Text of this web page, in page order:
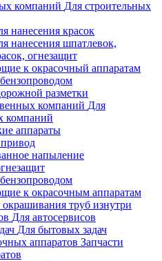
Для строительных
нанесения красок
нанесения шпатлевок,
огнезащит
к окрасочный аппаратам
разметки
Для
компаний
аппараты
напыление
к окрасочным аппаратам
труб изнутри
Для автосервисов
Для бытовых задач
Запчасти